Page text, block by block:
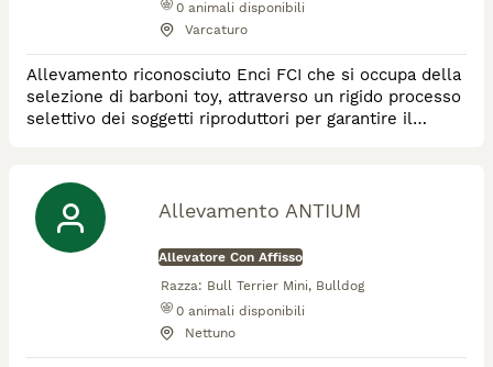
0 animali disponibili
Varcaturo
Allevamento riconosciuto Enci FCI che si occupa della
selezione di barboni toy, attraverso un rigido processo
selettivo dei soggetti riproduttori per garantire il
Allevamento ANTIUM
Allevatore Con Affisso
Razza: Bull Terrier Mini, Bulldog
0 animali disponibili
Nettuno